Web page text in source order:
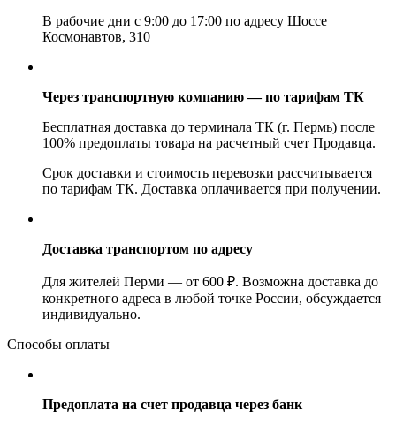
В рабочие дни с 9:00 до 17:00 по адресу Шоссе
Космонавтов, 310
Через транспортную компанию — по тарифам ТК
Бесплатная доставка до терминала ТК (г. Пермь) после
100% предоплаты товара на расчетный счет Продавца.
Срок доставки и стоимость перевозки рассчитывается
по тарифам ТК. Доставка оплачивается при получении.
Доставка транспортом по адресу
Для жителей Перми — от 600 ₽. Возможна доставка до
конкретного адреса в любой точке России, обсуждается
индивидуально.
Способы оплаты
Предоплата на счет продавца через банк